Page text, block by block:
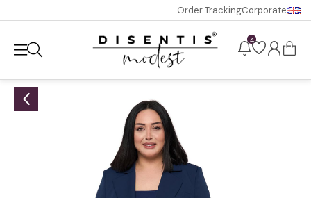
Order TrackingCorporate
4